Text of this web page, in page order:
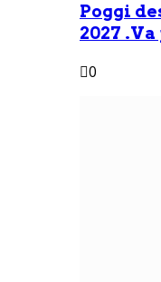
Poggi
2027
0